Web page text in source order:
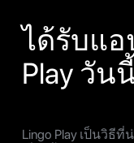
ได้รับแอ
Play วัน
Lingo Play เป็นวิธี